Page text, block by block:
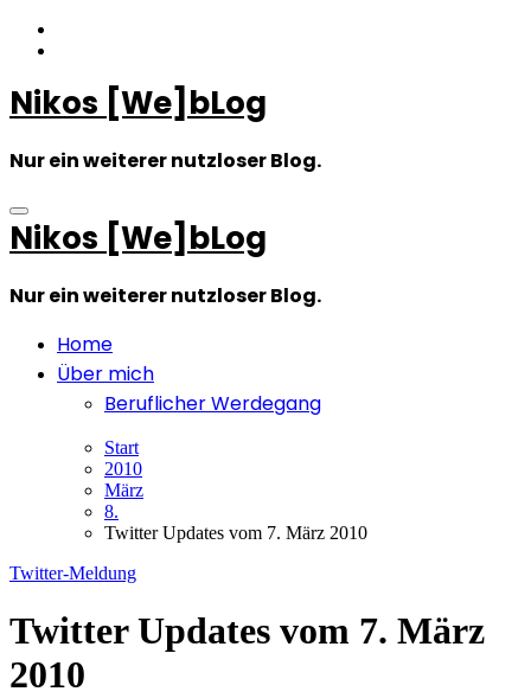
Zum
Inhalt
Nikos [We]bLog
Nur ein weiterer nutzloser Blog.
Nikos [We]bLog
Nur ein weiterer nutzloser Blog.
Home
Über mich
Beruflicher Werdegang
Start
2010
März
8.
Twitter Updates vom 7. März 2010
Twitter-Meldung
Twitter Updates vom 7. März
2010